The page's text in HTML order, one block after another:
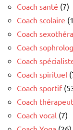
Coach santé (7)
Coach scolaire
Coach
Coach
Coach
Coach spirituel
Coach sportif
Coach
Coach vocal (7)